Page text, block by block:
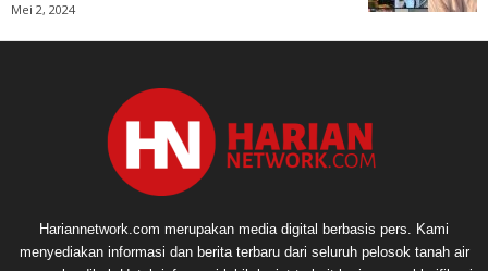
Mei 2, 2024
Hariannetwork.com merupakan media digital berbasis pers. Kami
menyediakan informasi dan berita terbaru dari seluruh pelosok tanah air